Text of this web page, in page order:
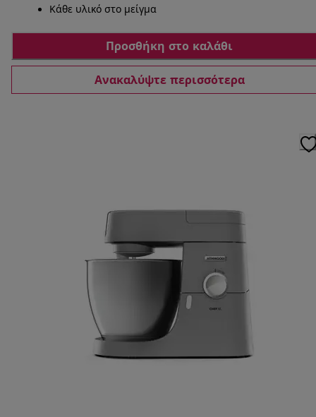
Κάθε υλικό στο μείγμα
Προσθήκη στο καλάθι
Ανακαλύψτε περισσότερα